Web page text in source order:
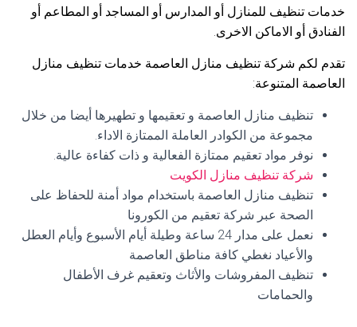
خدمات تنظيف للمنازل أو المدارس أو المساجد أو المطاعم أو
الفنادق أو الاماكن الاخرى.
تقدم لكم شركة تنظيف منازل العاصمة خدمات تنظيف منازل
العاصمة المتنوعة:
تنظيف منازل العاصمة و تعقيمها و تطهيرها أيضا من خلال
مجموعة من الكوادر العاملة الممتازة الاداء.
نوفر مواد تعقيم ممتازة الفعالية و ذات كفاءة عالية.
شركة تنظيف منازل الكويت
تنظيف منازل العاصمة باستخدام مواد أمنة للحفاظ على
الصحة عبر شركة تعقيم من الكورونا
نعمل على مدار 24 ساعة وطيلة أيام الأسبوع وأيام العطل
والأعياد نغطي كافة مناطق العاصمة
تنظيف المفروشات والأثاث وتعقيم غرف الأطفال
والحمامات